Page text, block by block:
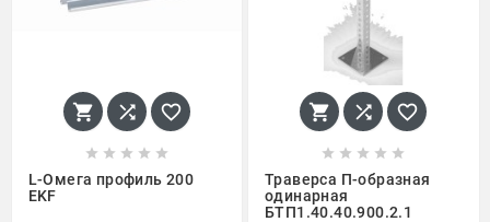
  
    
L-Омега профиль 200
EKF
  
    
Траверса П-образная
одинарная
БТП1.40.40.900.2.1